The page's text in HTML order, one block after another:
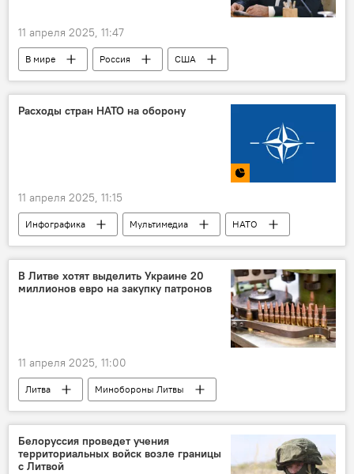
11 апреля 2025, 11:47
В мире Россия
США
переговоры
Политика
дипломатические отношения
Расходы стран НАТО на оборону
11 апреля 2025, 11:15
Инфографика Мультимедиа
НАТО
военные НАТО
военные расходы
расходы на оборонку
Балтия
Литва
В Литве хотят выделить Украине 20
миллионов евро на закупку патронов
11 апреля 2025, 11:00
Литва
Минобороны Литвы
Украина
поставки оружия
боеприпасы
Белоруссия проведет учения
территориальных войск возле границы
с Литвой